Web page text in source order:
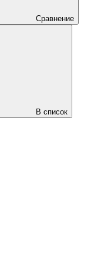
Сравнение
В список